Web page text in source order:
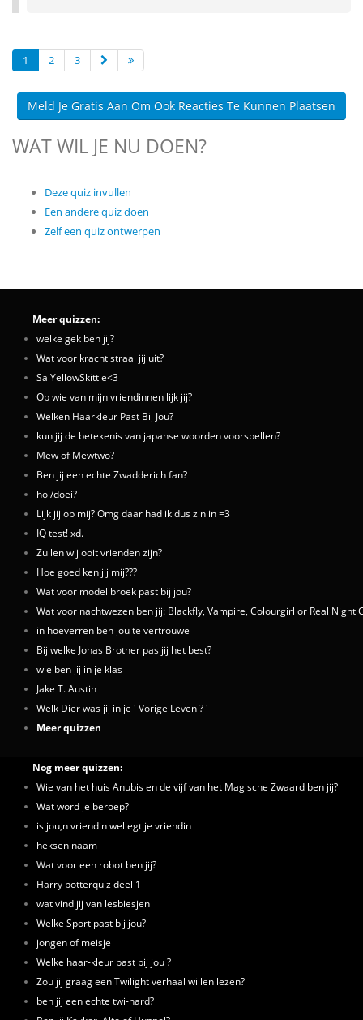
1 2 3
Meld Je Gratis Aan Om Ook Reacties Te Kunnen Plaatsen
WAT WIL JE NU DOEN?
Deze quiz invullen
Een andere quiz doen
Zelf een quiz ontwerpen
Meer quizzen:
welke gek ben jij?
Wat voor kracht straal jij uit?
Sa YellowSkittle<3
Op wie van mijn vriendinnen lijk jij?
Welken Haarkleur Past Bij Jou?
kun jij de betekenis van japanse woorden voorspellen?
Mew of Mewtwo?
Ben jij een echte Zwadderich fan?
hoi/doei?
Lijk jij op mij? Omg daar had ik dus zin in =3
IQ test! xd.
Zullen wij ooit vrienden zijn?
Hoe goed ken jij mij???
Wat voor model broek past bij jou?
Wat voor nachtwezen ben jij: Blackfly, Vampire, Colourgirl or Real Night
in hoeverren ben jou te vertrouwe
Bij welke Jonas Brother pas jij het best?
wie ben jij in je klas
Jake T. Austin
Welk Dier was jij in je ' Vorige Leven ? '
Meer quizzen
Nog meer quizzen:
Wie van het huis Anubis en de vijf van het Magische Zwaard ben jij?
Wat word je beroep?
is jou,n vriendin wel egt je vriendin
heksen naam
Wat voor een robot ben jij?
Harry potterquiz deel 1
wat vind jij van lesbiesjen
Welke Sport past bij jou?
jongen of meisje
Welke haar-kleur past bij jou ?
Zou jij graag een Twilight verhaal willen lezen?
ben jij een echte twi-hard?